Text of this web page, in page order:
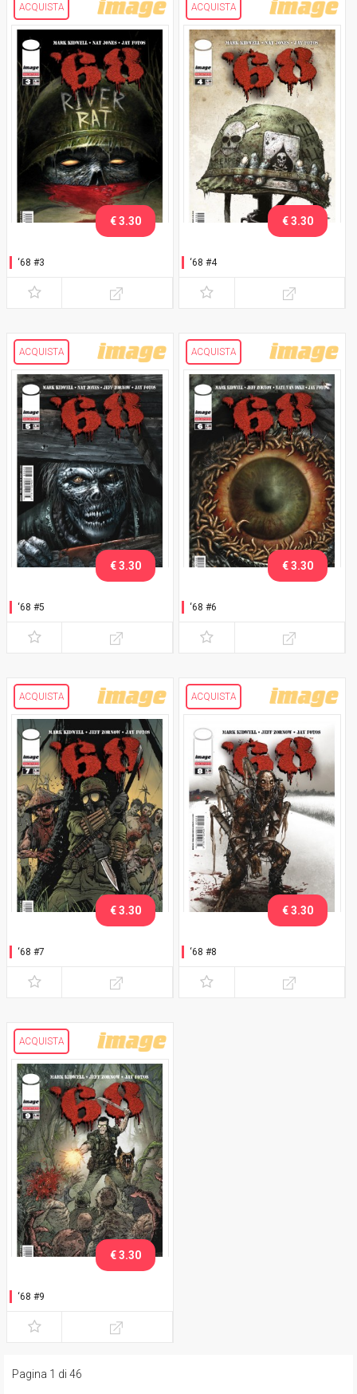
ACQUISTA
‘68 #3
€ 3.30
ACQUISTA
‘68 #4
€ 3.30
ACQUISTA
‘68 #5
€ 3.30
ACQUISTA
‘68 #6
€ 3.30
ACQUISTA
‘68 #7
€ 3.30
ACQUISTA
‘68 #8
€ 3.30
ACQUISTA
‘68 #9
€ 3.30
Pagina 1 di 46